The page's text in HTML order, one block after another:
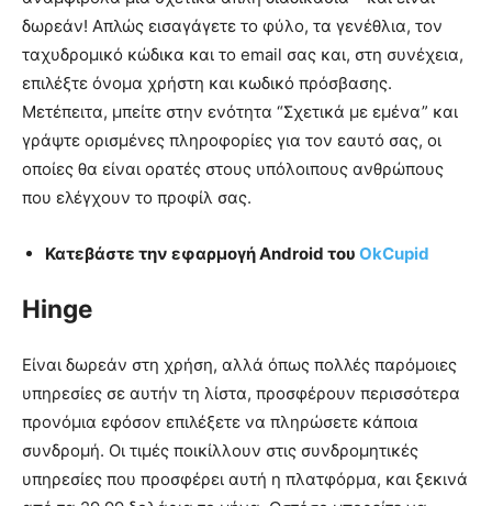
δωρεάν! Απλώς εισαγάγετε το φύλο, τα γενέθλια, τον
ταχυδρομικό κώδικα και το email σας και, στη συνέχεια,
επιλέξτε όνομα χρήστη και κωδικό πρόσβασης.
Μετέπειτα, μπείτε στην ενότητα “Σχετικά με εμένα” και
γράψτε ορισμένες πληροφορίες για τον εαυτό σας, οι
οποίες θα είναι ορατές στους υπόλοιπους ανθρώπους
που ελέγχουν το προφίλ σας.
Κατεβάστε την εφαρμογή Android του OkCupid
Hinge
Είναι δωρεάν στη χρήση, αλλά όπως πολλές παρόμοιες
υπηρεσίες σε αυτήν τη λίστα, προσφέρουν περισσότερα
προνόμια εφόσον επιλέξετε να πληρώσετε κάποια
συνδρομή. Οι τιμές ποικίλλουν στις συνδρομητικές
υπηρεσίες που προσφέρει αυτή η πλατφόρμα, και ξεκινά